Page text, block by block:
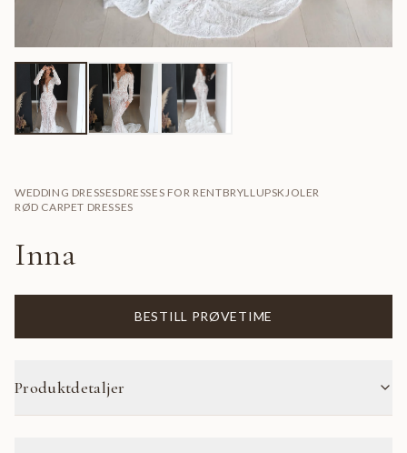
WEDDING DRESSESDRESSES FOR RENTBRYLLUPSKJOLER
RØD CARPET DRESSES
Inna
BESTILL PRØVETIME
Produktdetaljer